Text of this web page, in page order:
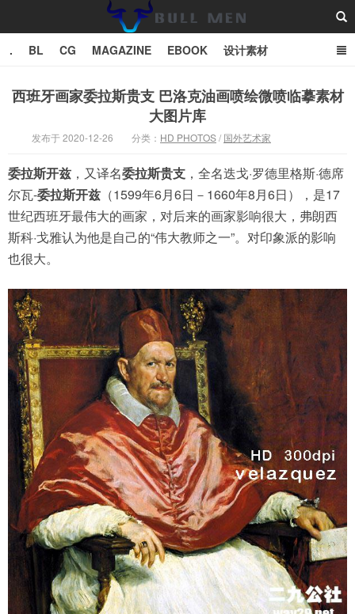
Bull Man斗牛士
. BL CG MAGAZINE EBOOK 设计素材
西班牙画家委拉斯贵支 巴洛克油画喷绘微喷临摹素材
大图片库
发布于 2020-12-26 分类： HD PHOTOS/ 国外艺术家
委拉斯开兹 ，又译名委拉斯贵支 ，全名迭戈·罗德里格斯·德席
尔瓦-委拉斯开兹 （1599年6月6日－1660年8月6日），是17
世纪西班牙最伟大的画家，对后来的画家影响很大，弗朗西
斯科·戈雅认为他是自己的“伟大教师之一”。对印象派的影响
也很大。